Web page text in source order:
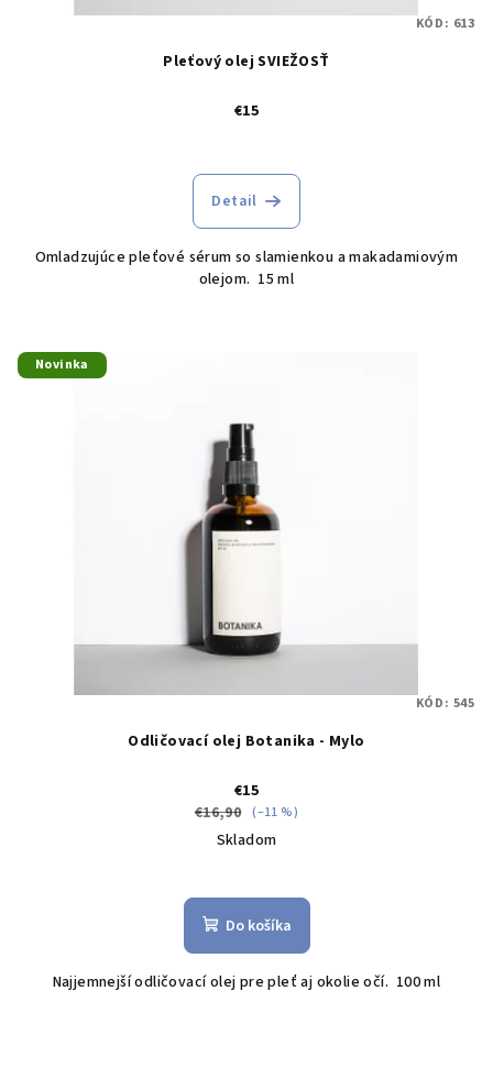
Pleťový olej SVIEŽOSŤ
€15
Detail
Omladzujúce pleťové sérum so slamienkou a makadamiovým
olejom. 15 ml
KÓD: 613
Novinka
Odličovací olej Botanika - Mylo
€15
€16,90 (–11 %)
Skladom
Do košíka
Najjemnejší odličovací olej pre pleť aj okolie očí. 100 ml
KÓD: 545